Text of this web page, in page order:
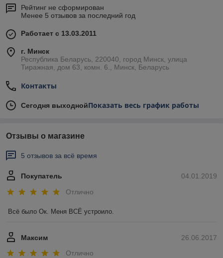
Рейтинг не сформирован
Менее 5 отзывов за последний год
Работает с 13.03.2011
г. Минск
Республика Беларусь, 220040, город Минск, улица
Тиражная, дом 63, комн. 6., Минск, Беларусь
Контакты
Сегодня выходнойПоказать весь график работы
Отзывы о магазине
5 отзывов за всё время
04.01.2019
Покупатель
Отлично
Всё было Ок. Меня ВСЁ устроило.
26.06.2017
Максим
Отлично